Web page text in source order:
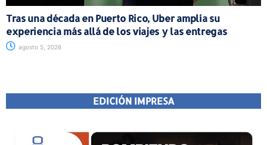
Tras una década en Puerto Rico, Uber amplía su
experiencia más allá de los viajes y las entregas
agosto 5, 2026
EDICIÓN IMPRESA